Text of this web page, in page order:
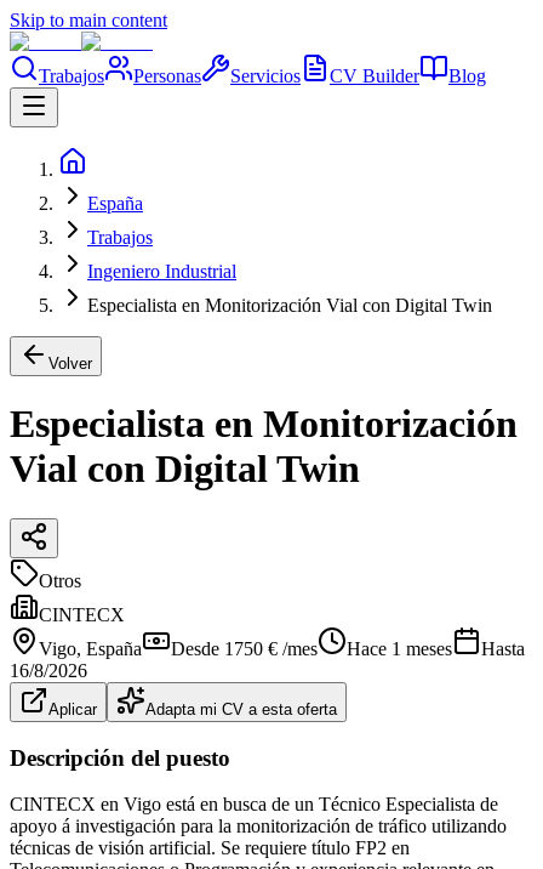
Skip to main content
Trabajos Personas Servicios CV Builder Blog
España
Trabajos
Ingeniero Industrial
Especialista en Monitorización Vial con Digital Twin
Volver
Especialista en Monitorización
Vial con Digital Twin
Otros
CINTECX
Vigo, España Desde 1750 € /mes Hace 1 meses
Hasta
16/8/2026
Aplicar Adapta mi CV a esta oferta
Descripción del puesto
CINTECX en Vigo está en busca de un Técnico Especialista de
apoyo á investigación para la monitorización de tráfico utilizando
técnicas de visión artificial. Se requiere título FP2 en